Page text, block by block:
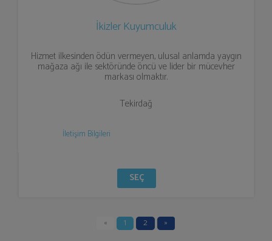
İkizler Kuyumculuk
Hizmet ilkesinden ödün vermeyen, ulusal anlamda yaygın
mağaza ağı ile sektöründe öncü ve lider bir mücevher
markası olmaktır.
Tekirdağ
İletişim Bilgileri
SEÇ
« 1 2 »